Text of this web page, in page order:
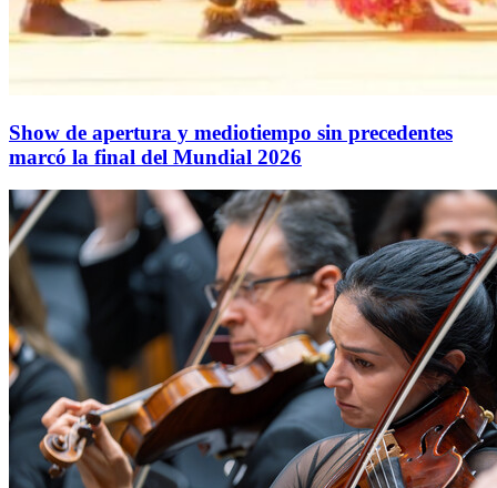
Show de apertura y mediotiempo sin precedentes
marcó la final del Mundial 2026